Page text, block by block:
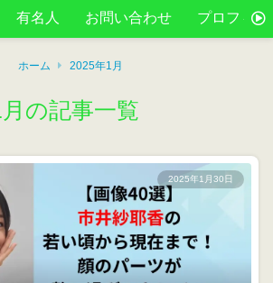
有名人 お問い合わせ プロフィー
ホーム 2025年1月
の記事一覧
2025年1月30日